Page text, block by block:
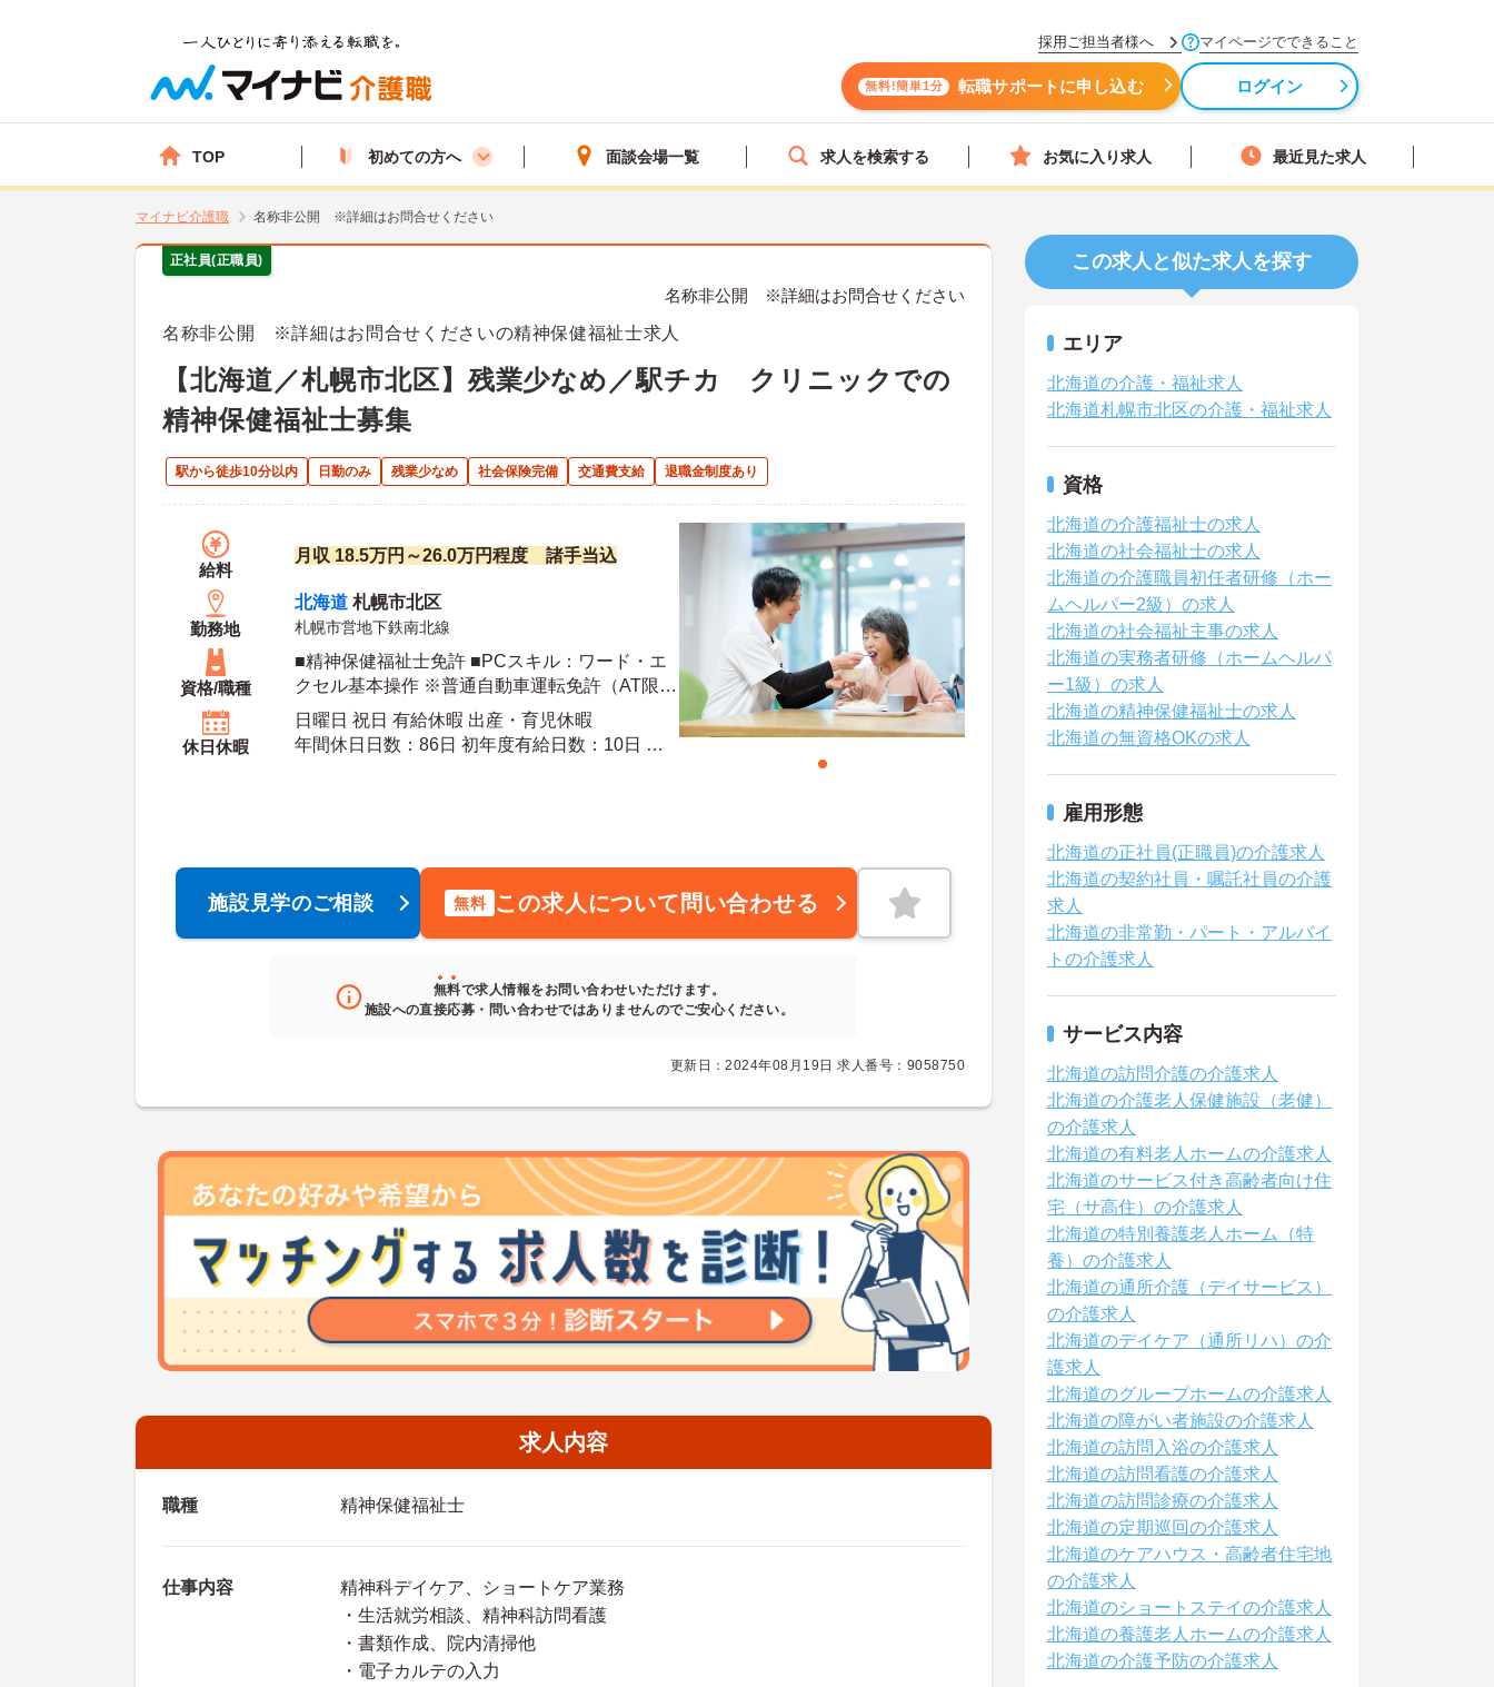
採用ご担当者様へ マイページでできること
無料!簡単1分 転職サポートに申し込む ログイン
TOP 初めての方へ 面談会場一覧 求人を検索する お気に入り求人 最近見た求人
マイナビ介護職 名称非公開 ※詳細はお問合せください
正社員(正職員)
名称非公開 ※詳細はお問合せください
名称非公開 ※詳細はお問合せくださいの精神保健福祉士求人
【北海道／札幌市北区】残業少なめ／駅チカ クリニックでの
精神保健福祉士募集
駅から徒歩10分以内 日勤のみ 残業少なめ 社会保険完備 交通費支給 退職金制度あり
給料
月収 18.5万円～26.0万円程度 諸手当込
勤務地
北海道 札幌市北区
札幌市営地下鉄南北線
資格/職種
■精神保健福祉士免許 ■PCスキル：ワード・エ
クセル基本操作 ※普通自動車運転免許（AT限定
可）・グループ・デイケア経験 あれば尚可
休日休暇
日曜日 祝日 有給休暇 出産・育児休暇
年間休日日数：86日 初年度有給日数：10日 最
施設見学のご相談 無料 この求人について問い合わせる
無料で求人情報をお問い合わせいただけます。
施設への直接応募・問い合わせではありませんのでご安心ください。
更新日：2024年08月19日 求人番号：9058750
求人内容
職種 精神保健福祉士
仕事内容
精神科デイケア、ショートケア業務
・生活就労相談、精神科訪問看護
・書類作成、院内清掃他
・電子カルテの入力
この求人と似た求人を探す
エリア
北海道の介護・福祉求人
北海道札幌市北区の介護・福祉求人
資格
北海道の介護福祉士の求人
北海道の社会福祉士の求人
北海道の介護職員初任者研修（ホー
ムヘルパー2級）の求人
北海道の社会福祉主事の求人
北海道の実務者研修（ホームヘルパ
ー1級）の求人
北海道の精神保健福祉士の求人
北海道の無資格OKの求人
雇用形態
北海道の正社員(正職員)の介護求人
北海道の契約社員・嘱託社員の介護
求人
北海道の非常勤・パート・アルバイ
トの介護求人
サービス内容
北海道の訪問介護の介護求人
北海道の介護老人保健施設（老健）
の介護求人
北海道の有料老人ホームの介護求人
北海道のサービス付き高齢者向け住
宅（サ高住）の介護求人
北海道の特別養護老人ホーム（特
養）の介護求人
北海道の通所介護（デイサービス）
の介護求人
北海道のデイケア（通所リハ）の介
護求人
北海道のグループホームの介護求人
北海道の障がい者施設の介護求人
北海道の訪問入浴の介護求人
北海道の訪問看護の介護求人
北海道の訪問診療の介護求人
北海道の定期巡回の介護求人
北海道のケアハウス・高齢者住宅地
の介護求人
北海道のショートステイの介護求人
北海道の養護老人ホームの介護求人
北海道の介護予防の介護求人